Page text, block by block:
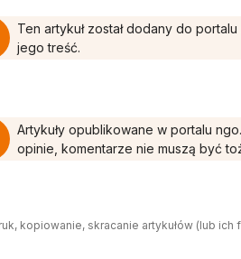
Ten artykuł został dodany do
jego treść.
Artykuły opublikowane w portalu
opinie, komentarze nie muszą być
kopiowanie, skracanie artykułów (lub